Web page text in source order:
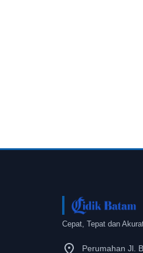
Cepat, Tepat dan
Perumahan Jl.